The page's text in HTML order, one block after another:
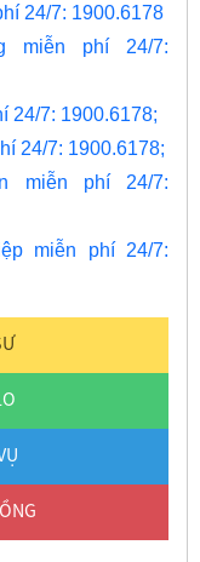
24/7: 1900.6178
miễn phí 24/7:
24/7: 1900.6178;
24/7: 1900.6178;
miễn phí 24/7:
miễn phí 24/7: